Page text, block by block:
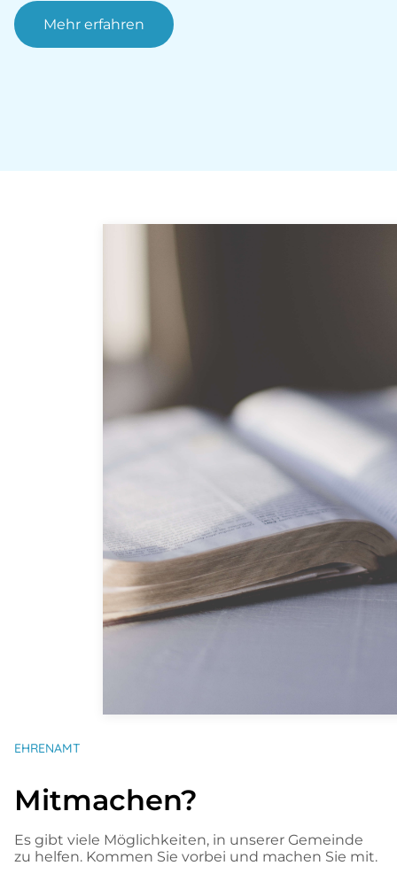
Mehr erfahren
EHRENAMT
Mitmachen?
Es gibt viele Möglichkeiten, in unserer Gemeinde
zu helfen. Kommen Sie vorbei und machen Sie mit.